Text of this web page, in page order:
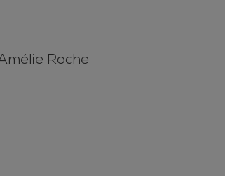
Roche